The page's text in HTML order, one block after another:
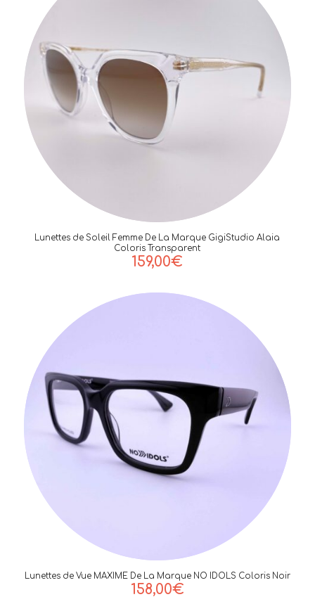
Lunettes de Soleil Femme De La Marque GigiStudio Alaia
Coloris Transparent
159,00€
Lunettes de Vue MAXIME De La Marque NO IDOLS Coloris Noir
158,00€